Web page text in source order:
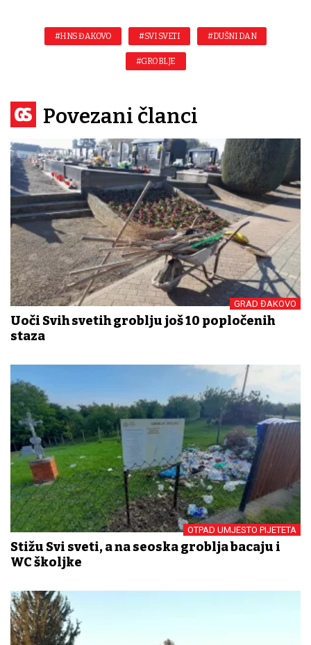
#HNS ĐAKOVO #SVI SVETI #DUŠNI DAN
#GROBLJE
Povezani članci
GRAD ĐAKOVO
Uoči Svih svetih groblju još 10 popločenih
staza
OTPAD UMJESTO PIJETETA
Stižu Svi sveti, a na seoska groblja bacaju i
WC školjke